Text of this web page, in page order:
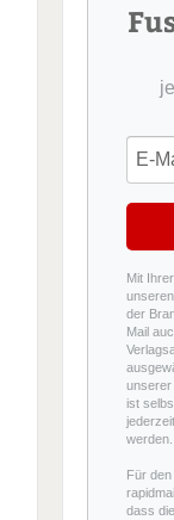
Mit
der
Mail
unserer
ist
werden.
Für
dass